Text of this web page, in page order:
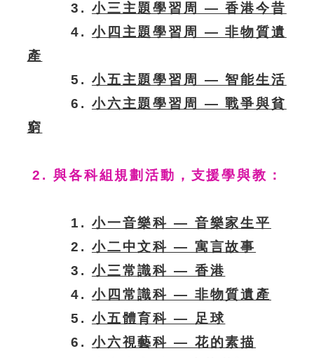
3. 小三主題學習周 — 香港今昔
4. 小四主題學習周 — 非物質遺
產
5. 小五主題學習周 — 智能生活
6. 小六主題學習周 — 戰爭與貧
窮
2. 與各科組規劃活動，支援學與教 ：
1. 小一音樂科 — 音樂家生平
2. 小二中文科 — 寓言故事
3. 小三常識科 — 香港
4. 小四常識科 — 非物質遺產
5. 小五體育科 — 足球
6. 小六視藝科 — 花的素描